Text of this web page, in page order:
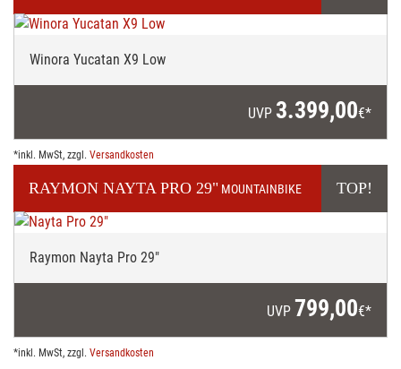
Winora Yucatan X9 Low
UVP 3.399,00€*
*inkl. MwSt, zzgl. Versandkosten
RAYMON NAYTA PRO 29" MOUNTAINBIKE TOP!
Raymon Nayta Pro 29"
UVP 799,00€*
*inkl. MwSt, zzgl. Versandkosten